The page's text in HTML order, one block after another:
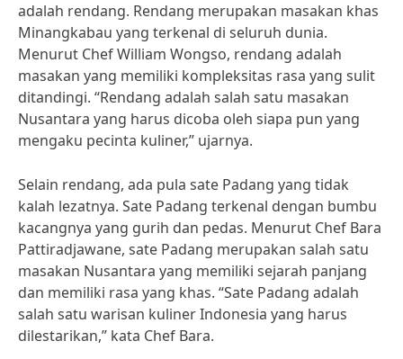
adalah rendang. Rendang merupakan masakan khas
Minangkabau yang terkenal di seluruh dunia.
Menurut Chef William Wongso, rendang adalah
masakan yang memiliki kompleksitas rasa yang sulit
ditandingi. “Rendang adalah salah satu masakan
Nusantara yang harus dicoba oleh siapa pun yang
mengaku pecinta kuliner,” ujarnya.
Selain rendang, ada pula sate Padang yang tidak
kalah lezatnya. Sate Padang terkenal dengan bumbu
kacangnya yang gurih dan pedas. Menurut Chef Bara
Pattiradjawane, sate Padang merupakan salah satu
masakan Nusantara yang memiliki sejarah panjang
dan memiliki rasa yang khas. “Sate Padang adalah
salah satu warisan kuliner Indonesia yang harus
dilestarikan,” kata Chef Bara.